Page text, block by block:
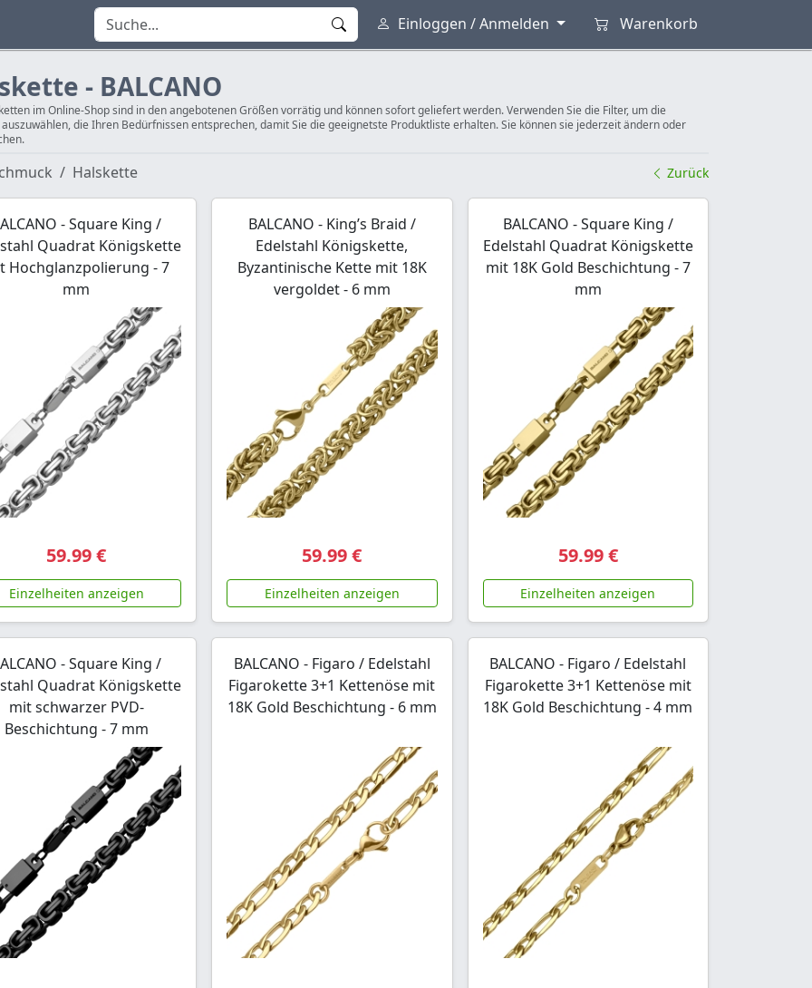
Einloggen / Anmelden Warenkorb
- BALCANO
im Online-Shop sind in den angebotenen Größen vorrätig und können sofort geliefert werden. Verwenden Sie die Filter, um die
die Ihren Bedürfnissen entsprechen, damit Sie die geeignetste Produktliste erhalten. Sie können sie jederzeit ändern oder
Halskette Zurück
- Square King /
Quadrat Königskette
Hochglanzpolierung - 7
mm
59.99 €
Einzelheiten anzeigen
BALCANO - King’s Braid /
Edelstahl Königskette,
Byzantinische Kette mit 18K
vergoldet - 6 mm
59.99 €
Einzelheiten anzeigen
BALCANO - Square King /
Edelstahl Quadrat Königskette
mit 18K Gold Beschichtung - 7
mm
59.99 €
Einzelheiten anzeigen
- Square King /
Quadrat Königskette
mit schwarzer PVD-
Beschichtung - 7 mm
BALCANO - Figaro / Edelstahl
Figarokette 3+1 Kettenöse mit
18K Gold Beschichtung - 6 mm
BALCANO - Figaro / Edelstahl
Figarokette 3+1 Kettenöse mit
18K Gold Beschichtung - 4 mm